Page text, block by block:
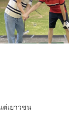
เยาวชน